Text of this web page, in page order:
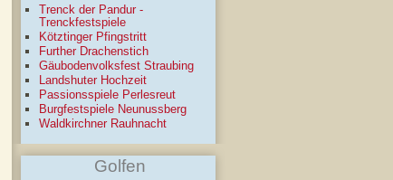
Trenck der Pandur -
Trenckfestspiele
Kötztinger Pfingstritt
Further Drachenstich
Gäubodenvolksfest Straubing
Landshuter Hochzeit
Passionsspiele Perlesreut
Burgfestspiele Neunussberg
Waldkirchner Rauhnacht
Golfen